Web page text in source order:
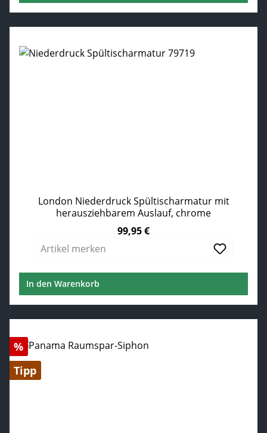
London Niederdruck Spültischarmatur mit
herausziehbarem Auslauf, chrome
99,95 €
Artikel merken
In den Warenkorb
Rabatt
%
Tipp